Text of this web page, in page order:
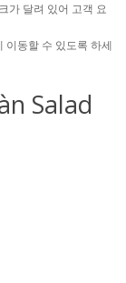
가 달려 있어 고객 요
이동할 수 있도록 하세
Salad